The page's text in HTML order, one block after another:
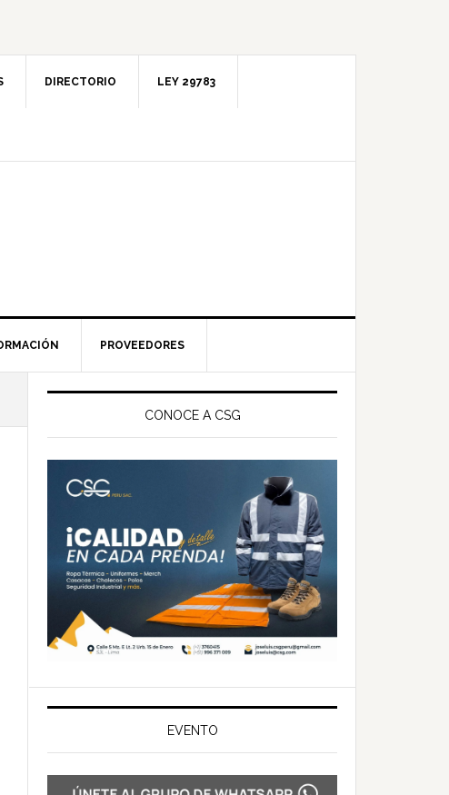
DIRECTORIO LEY 29783
PROVEEDORES
Barra
principal
CONOCE A CSG
EVENTO